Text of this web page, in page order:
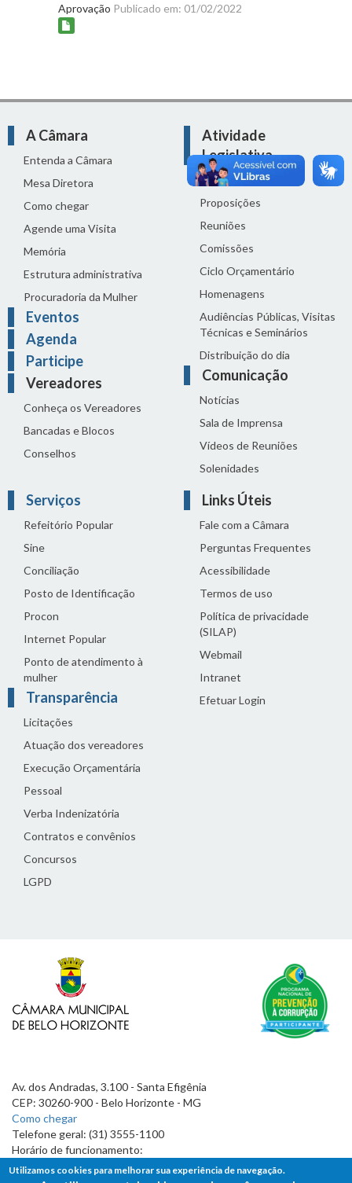
Aprovação Publicado em: 01/02/2022
A Câmara
Entenda a Câmara
Mesa Diretora
Como chegar
Agende uma Visita
Memória
Estrutura administrativa
Procuradoria da Mulher
Eventos
Agenda
Participe
Vereadores
Conheça os Vereadores
Bancadas e Blocos
Conselhos
Atividade
Legislativa
Legislação
Proposições
Reuniões
Comissões
Ciclo Orçamentário
Homenagens
Audiências Públicas, Visitas
Técnicas e Seminários
Distribuição do dia
Comunicação
Notícias
Sala de Imprensa
Vídeos de Reuniões
Solenidades
Serviços
Refeitório Popular
Sine
Conciliação
Posto de Identificação
Procon
Internet Popular
Ponto de atendimento à
mulher
Transparência
Licitações
Atuação dos vereadores
Execução Orçamentária
Pessoal
Verba Indenizatória
Contratos e convênios
Concursos
LGPD
Links Úteis
Fale com a Câmara
Perguntas Frequentes
Acessibilidade
Termos de uso
Política de privacidade
(SILAP)
Webmail
Intranet
Efetuar Login
Av. dos Andradas, 3.100 - Santa Efigênia
CEP: 30260-900 - Belo Horizonte - MG
Como chegar
Telefone geral: (31) 3555-1100
Horário de funcionamento:
7h às 19h
Utilizamos cookies para melhorar sua experiência de navegação.